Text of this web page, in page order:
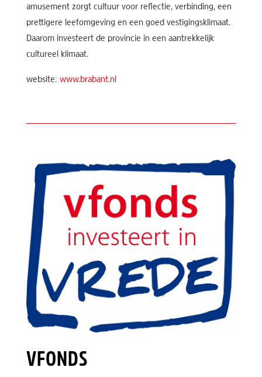
amusement zorgt cultuur voor reflectie, verbinding, een
prettigere leefomgeving en een goed vestigingsklimaat.
Daarom investeert de provincie in een aantrekkelijk
cultureel klimaat.
website: www.brabant.nl
VFONDS